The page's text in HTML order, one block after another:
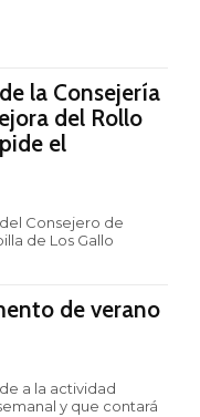
la Consejería
del Rollo
el
Consejero de
de Los Gallo
de verano
a la actividad
y que contará